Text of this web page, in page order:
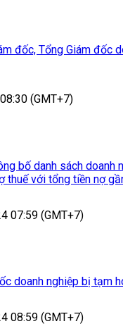
đốc, Tổng Giám đốc
(GMT+7)
bố danh sách doanh
thuế với tổng tiền nợ
07:59 (GMT+7)
doanh nghiệp bị tạm
08:59 (GMT+7)